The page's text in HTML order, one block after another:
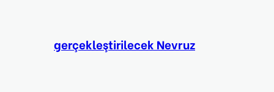
gerçekleştirilecek Nevruz